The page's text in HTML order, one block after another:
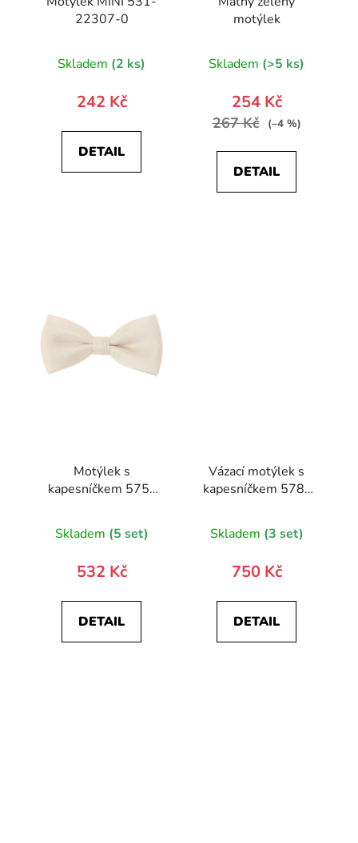
22307-0
Skladem (2 ks)
242 Kč
DETAIL
motýlek
Skladem (>5 ks)
254 Kč
267 Kč (–4 %)
DETAIL
Motýlek s
kapesníčkem 575-
Skladem (5 set)
532 Kč
DETAIL
Vázací motýlek s
kapesníčkem 578-
Skladem (3 set)
750 Kč
DETAIL